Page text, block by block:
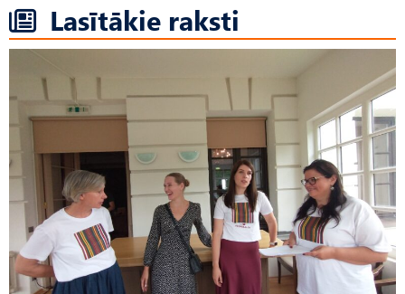
Lasītākie raksti